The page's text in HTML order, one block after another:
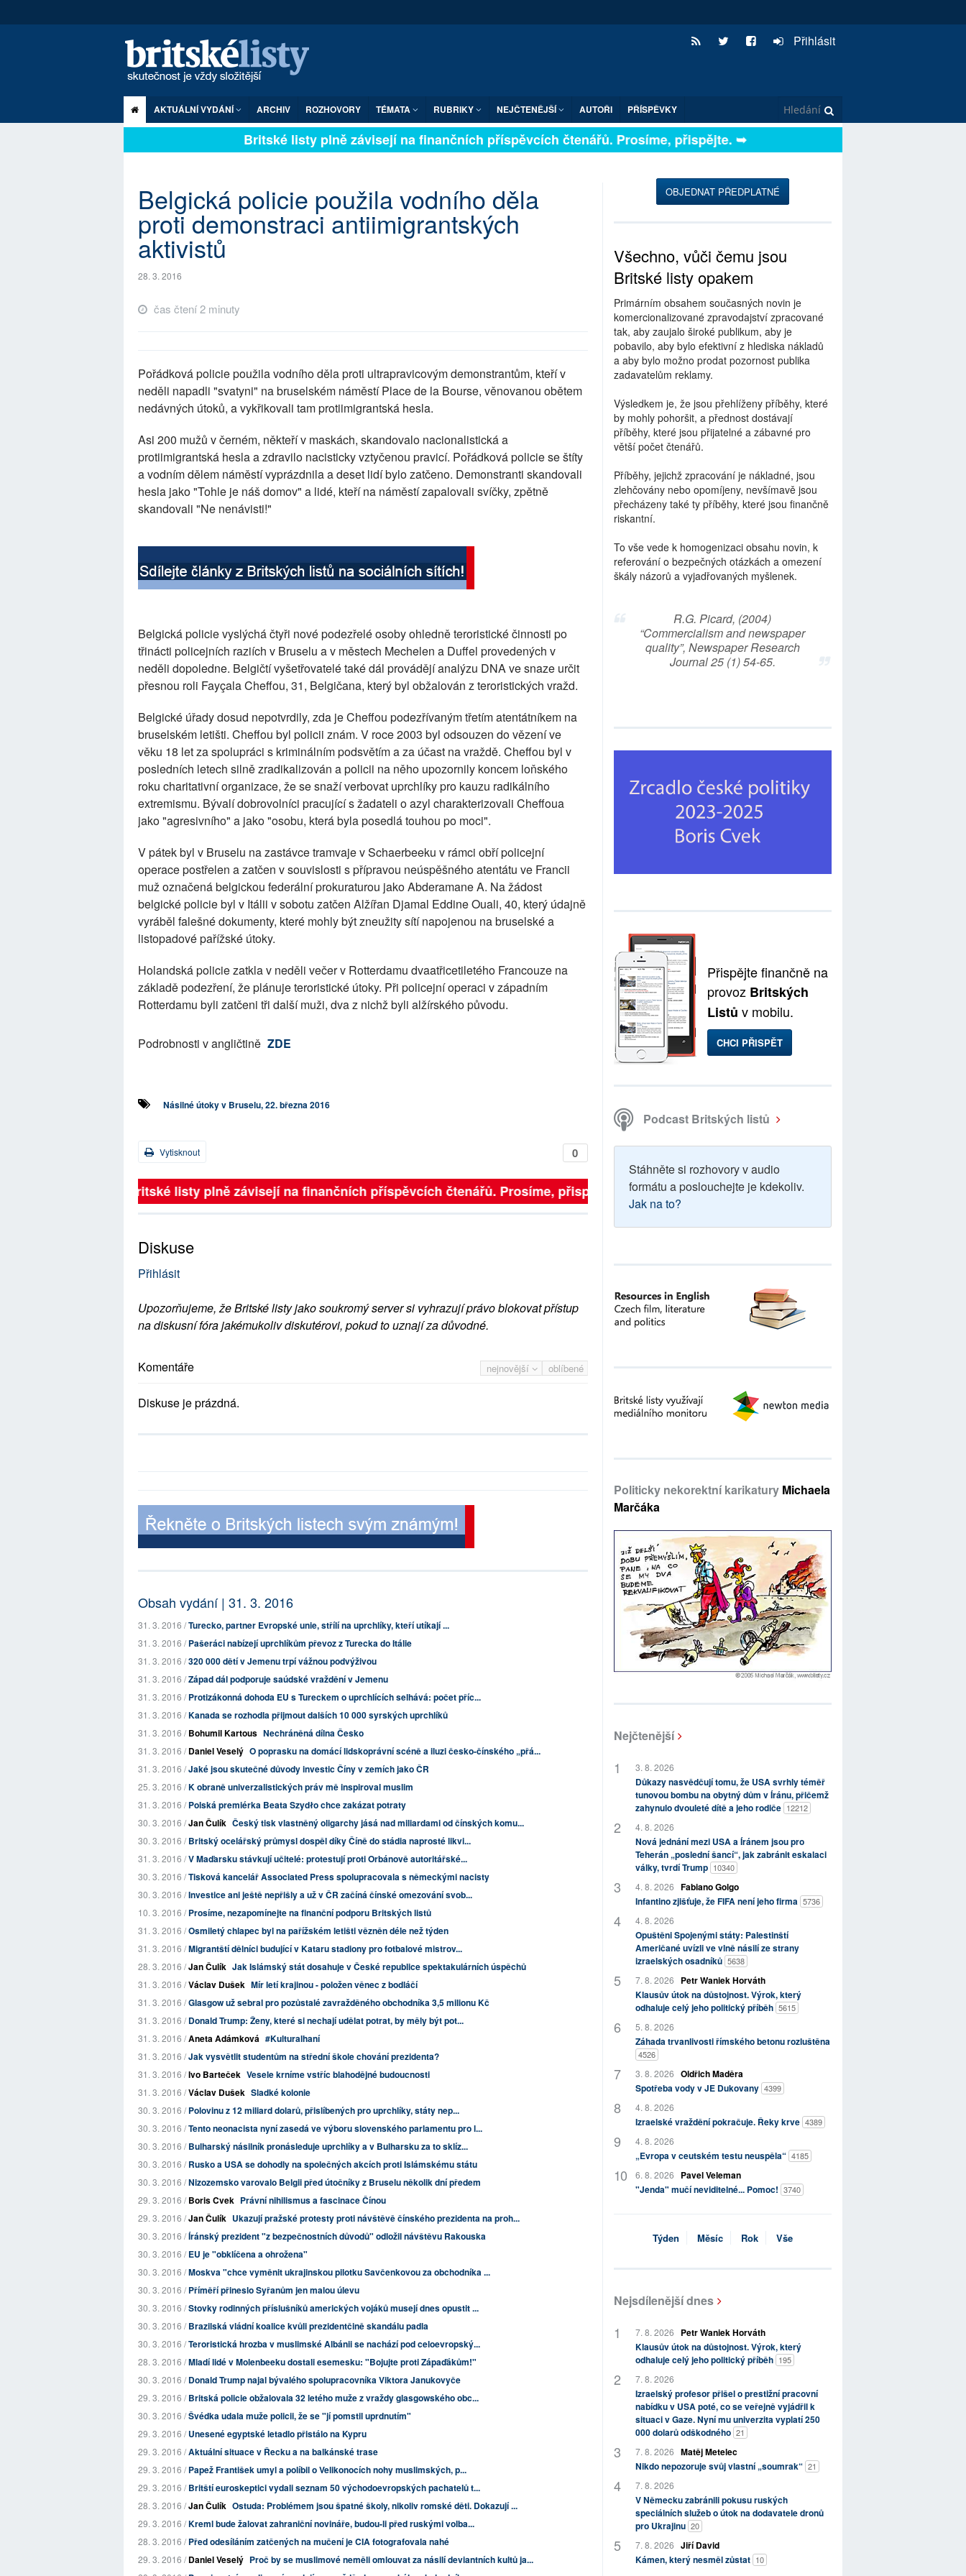
Přihlásit
AKTUÁLNÍ VYDÁNÍ ARCHIV ROZHOVORY TÉMATA RUBRIKY NEJČTENĚJŠÍ AUTOŘI PŘÍSPĚVKY
Britské listy plně závisejí na finančních příspěvcích čtenářů. Prosíme, přispějte. ➥
Belgická policie použila vodního děla
proti demonstraci antiimigrantských
aktivistů
28. 3. 2016
čas čtení 2 minuty
Pořádková policie použila vodního děla proti ultrapravicovým demonstrantům, kteří v
neděli napadli "svatyni" na bruselském náměstí Place de la Bourse, věnovanou obětem
nedávných útoků, a vykřikovali tam protiimigrantská hesla.
Asi 200 mužů v černém, někteří v maskách, skandovalo nacionalistická a
protiimigrantská hesla a zdravilo nacisticky vztyčenou pravicí. Pořádková policie se štíty
a vodním dělem náměstí vyprázdnila a deset lidí bylo zatčeno. Demonstranti skandovali
hesla jako "Tohle je náš domov" a lidé, kteří na náměstí zapalovali svíčky, zpětně
skandovali "Ne nenávisti!"
Belgická policie vyslýchá čtyři nové podezřelé osoby ohledně teroristické činnosti po
třinácti policejních raziích v Bruselu a v městech Mechelen a Duffel provedených v
neděli dopoledne. Belgičtí vyšetřovatelé také dál provádějí analýzu DNA ve snaze určit
přesnou roli Fayçala Cheffou, 31, Belgičana, který byl obžalován z teroristických vražd.
Belgické úřady dosud nepotvrdily, zda je Cheffou podezřívaným třetím atentátníkem na
bruselském letišti. Cheffou byl policii znám. V roce 2003 byl odsouzen do vězení ve
věku 18 let za spolupráci s kriminálním podsvětím a za účast na vraždě. Cheffou byl v
posledních letech silně zradikalizován a policii na něho upozornily koncem loňského
roku charitativní organizace, že se snaží verbovat uprchlíky pro kauzu radikálního
extremismu. Bývalí dobrovolníci pracující s žadateli o azyl charakterizovali Cheffoua
jako "agresivního" a jako "osobu, která byla posedlá touhou po moci".
V pátek byl v Bruselu na zastávce tramvaje v Schaerbeeku v rámci obří policejní
operace postřelen a zatčen v souvislosti s přípravou neúspěšného atentátu ve Francii
muž označená belgickou federální prokuraturou jako Abderamane A. Na žádost
belgické policie byl v Itálii v sobotu zatčen Alžířan Djamal Eddine Ouali, 40, který údajně
vyráběl falešné dokumenty, které mohly být zneužity sítí napojenou na bruselské a
listopadové pařížské útoky.
Holandská policie zatkla v neděli večer v Rotterdamu dvaatřicetiletého Francouze na
základě podezření, že plánuje teroristické útoky. Při policejní operaci v západním
Rotterdamu byli zatčeni tři další muži, dva z nichž byli alžírského původu.
Podrobnosti v angličtině ZDE
Násilné útoky v Bruselu, 22. března 2016
0
Vytisknout
Britské listy plně závisejí na finančních příspěvcích čtenářů. Prosíme, přispějte. ➥
Diskuse
Přihlásit
Upozorňujeme, že Britské listy jako soukromý server si vyhrazují právo blokovat přístup
na diskusní fóra jakémukoliv diskutérovi, pokud to uznají za důvodné.
nejnovější oblíbené
Komentáře
Diskuse je prázdná.
Obsah vydání | 31. 3. 2016
31. 3. 2016 /Turecko, partner Evropské unie, střílí na uprchlíky, kteří utíkají ...
31. 3. 2016 /Pašeráci nabízejí uprchlíkům převoz z Turecka do Itálie
31. 3. 2016 /320 000 dětí v Jemenu trpí vážnou podvýživou
31. 3. 2016 /Západ dál podporuje saúdské vraždění v Jemenu
31. 3. 2016 /Protizákonná dohoda EU s Tureckem o uprchlících selhává: počet příc...
31. 3. 2016 /Kanada se rozhodla přijmout dalších 10 000 syrských uprchlíků
31. 3. 2016 /Bohumil Kartous Nechráněná dílna Česko
31. 3. 2016 /Daniel Veselý O poprasku na domácí lidskoprávní scéně a iluzi česko-čínského „přá...
31. 3. 2016 /Jaké jsou skutečné důvody investic Číny v zemích jako ČR
25. 3. 2016 /K obraně univerzalistických práv mě inspiroval muslim
31. 3. 2016 /Polská premiérka Beata Szydło chce zakázat potraty
30. 3. 2016 /Jan Čulík Český tisk vlastněný oligarchy jásá nad miliardami od čínských komu...
30. 3. 2016 /Britský ocelářský průmysl dospěl díky Číně do stádia naprosté likvi...
31. 3. 2016 /V Maďarsku stávkují učitelé: protestují proti Orbánově autoritářské...
30. 3. 2016 /Tisková kancelář Associated Press spolupracovala s německými nacisty
30. 3. 2016 /Investice ani ještě nepřišly a už v ČR začíná čínské omezování svob...
10. 3. 2016 /Prosíme, nezapomínejte na finanční podporu Britských listů
31. 3. 2016 /Osmiletý chlapec byl na pařížském letišti vězněn déle než týden
31. 3. 2016 /Migrantští dělníci budující v Kataru stadiony pro fotbalové mistrov...
28. 3. 2016 /Jan Čulík Jak Islámský stát dosahuje v České republice spektakulárních úspěchů
31. 3. 2016 /Václav Dušek Mír letí krajinou - položen věnec z bodláčí
31. 3. 2016 /Glasgow už sebral pro pozůstalé zavražděného obchodníka 3,5 milionu Kč
31. 3. 2016 /Donald Trump: Ženy, které si nechají udělat potrat, by měly být pot...
31. 3. 2016 /Aneta Adámková #Kulturalhaní
31. 3. 2016 /Jak vysvětlit studentům na střední škole chování prezidenta?
31. 3. 2016 /Ivo Barteček Vesele krníme vstříc blahodějné budoucnosti
31. 3. 2016 /Václav Dušek Sladké kolonie
30. 3. 2016 /Polovinu z 12 miliard dolarů, přislíbených pro uprchlíky, státy nep...
30. 3. 2016 /Tento neonacista nyní zasedá ve výboru slovenského parlamentu pro l...
30. 3. 2016 /Bulharský násilník pronásleduje uprchlíky a v Bulharsku za to sklíz...
30. 3. 2016 /Rusko a USA se dohodly na společných akcích proti Islámskému státu
30. 3. 2016 /Nizozemsko varovalo Belgii před útočníky z Bruselu několik dní předem
29. 3. 2016 /Boris Cvek Právní nihilismus a fascinace Čínou
29. 3. 2016 /Jan Čulík Ukazují pražské protesty proti návštěvě čínského prezidenta na proh...
30. 3. 2016 /Íránský prezident "z bezpečnostních důvodů" odložil návštěvu Rakouska
30. 3. 2016 /EU je "obklíčena a ohrožena"
30. 3. 2016 /Moskva "chce vyměnit ukrajinskou pilotku Savčenkovou za obchodníka ...
30. 3. 2016 /Příměří přineslo Syřanům jen malou úlevu
30. 3. 2016 /Stovky rodinných příslušníků amerických vojáků musejí dnes opustit ...
30. 3. 2016 /Brazilská vládní koalice kvůli prezidentčině skandálu padla
30. 3. 2016 /Teroristická hrozba v muslimské Albánii se nachází pod celoevropský...
28. 3. 2016 /Mladí lidé v Molenbeeku dostali esemesku: "Bojujte proti Zápaďákům!"
30. 3. 2016 /Donald Trump najal bývalého spolupracovníka Viktora Janukovyče
29. 3. 2016 /Britská policie obžalovala 32 letého muže z vraždy glasgowského obc...
30. 3. 2016 /Švédka udala muže policii, že se "jí pomstil uprdnutím"
29. 3. 2016 /Unesené egyptské letadlo přistálo na Kypru
29. 3. 2016 /Aktuální situace v Řecku a na balkánské trase
29. 3. 2016 /Papež František umyl a políbil o Velikonocích nohy muslimských, p...
29. 3. 2016 /Britští euroskeptici vydali seznam 50 východoevropských pachatelů t...
28. 3. 2016 /Jan Čulík Ostuda: Problémem jsou špatné školy, nikoliv romské děti. Dokazují ...
29. 3. 2016 /Kreml bude žalovat zahraniční novináře, budou-li před ruskými volba...
28. 3. 2016 /Před odesíláním zatčených na mučení je CIA fotografovala nahé
29. 3. 2016 /Daniel Veselý Proč by se muslimové neměli omlouvat za násilí deviantních kultů ja...
OBJEDNAT PŘEDPLATNÉ
Všechno, vůči čemu jsou
Britské listy opakem
Primárním obsahem současných novin je
komercionalizované zpravodajství zpracované
tak, aby zaujalo široké publikum, aby je
pobavilo, aby bylo efektivní z hlediska nákladů
a aby bylo možno prodat pozornost publika
zadavatelům reklamy.
Výsledkem je, že jsou přehlíženy příběhy, které
by mohly pohoršit, a přednost dostávají
příběhy, které jsou přijatelné a zábavné pro
větší počet čtenářů.
Příběhy, jejichž zpracování je nákladné, jsou
zlehčovány nebo opomíjeny, nevšímavě jsou
přecházeny také ty příběhy, které jsou finančně
riskantní.
To vše vede k homogenizaci obsahu novin, k
referování o bezpečných otázkách a omezení
škály názorů a vyjadřovaných myšlenek.
R.G. Picard, (2004)
“Commercialism and newspaper
quality”, Newspaper Research
Journal 25 (1) 54-65.
Přispějte finančně na
provoz Britských
Listů v mobilu.
CHCI PŘISPĚT
Podcast Britských listů
Stáhněte si rozhovory v audio
formátu a poslouchejte je kdekoliv.
Jak na to?
Politicky nekorektní karikatury Michaela
Marčáka
Nejčtenější
3. 8. 2026
Důkazy nasvědčují tomu, že USA svrhly téměř
tunovou bombu na obytný dům v Íránu, přičemž
zahynulo dvouleté dítě a jeho rodiče 12212
4. 8. 2026
Nová jednání mezi USA a Íránem jsou pro
Teherán „poslední šancí“, jak zabránit eskalaci
války, tvrdí Trump 10340
4. 8. 2026 Fabiano Golgo
Infantino zjišťuje, že FIFA není jeho firma 5736
4. 8. 2026
Opuštěni Spojenými státy: Palestinští
Američané uvízli ve vlně násilí ze strany
izraelských osadníků 5638
7. 8. 2026
Petr Waniek Horváth
Klausův útok na důstojnost. Výrok, který
odhaluje celý jeho politický příběh 5615
5. 8. 2026
Záhada trvanlivosti římského betonu rozluštěna
4526
3. 8. 2026 Oldřich Maděra
Spotřeba vody v JE Dukovany 4399
4. 8. 2026
Izraelské vraždění pokračuje. Řeky krve 4389
4. 8. 2026
„Evropa v ceutském testu neuspěla“ 4185
6. 8. 2026
Pavel Veleman
"Jenda" mučí neviditelné... Pomoc! 3740
Týden Měsíc Rok Vše
Nejsdílenější dnes
7. 8. 2026
Petr Waniek Horváth
Klausův útok na důstojnost. Výrok, který
odhaluje celý jeho politický příběh 195
7. 8. 2026
Izraelský profesor přišel o prestižní pracovní
nabídku v USA poté, co se veřejně vyjádřil k
situaci v Gaze. Nyní mu univerzita vyplatí 250
000 dolarů odškodného 21
7. 8. 2026 Matěj Metelec
Nikdo nepozoruje svůj vlastní „soumrak“ 21
7. 8. 2026
V Německu zabránili pokusu ruských
speciálních služeb o útok na dodavatele dronů
pro Ukrajinu 20
7. 8. 2026 Jiří David
Kámen, který nesměl zůstat 10